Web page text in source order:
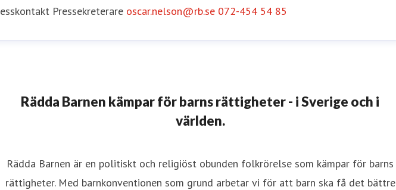
PressekreterareSvenska Frågor anne.thorngren@rb.se 0723-57 67 56
Pressekreterare oscar.nelson@rb.se 072-454 54 85
Rädda Barnen kämpar för barns rättigheter - i Sverige och i
världen.
Rädda Barnen är en politiskt och religiöst obunden folkrörelse som kämpar för barns
rättigheter. Med barnkonventionen som grund arbetar vi för att barn ska få det bättre